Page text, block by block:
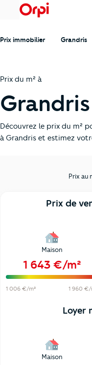
menu
Prix immobilier Grandris
Prix du m² à
Découvrez le prix du m²
à Grandris et estimez
Prix au
Prix de
Maison
1 643 €/m²
1 006 €/m² 1 960 €/
Loyer
Maison